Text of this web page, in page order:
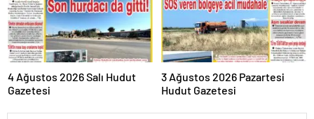
4 Ağustos 2026 Salı Hudut
Gazetesi
3 Ağustos 2026 Pazartesi
Hudut Gazetesi